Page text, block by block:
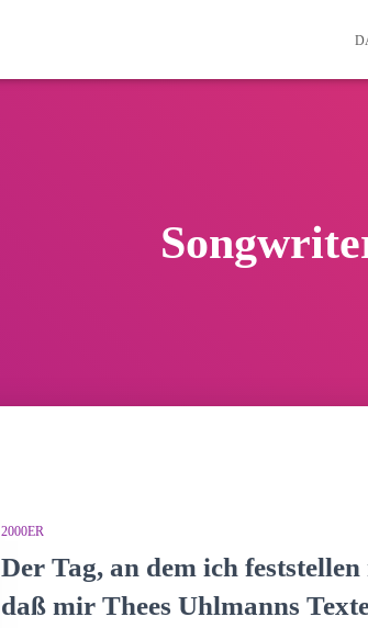
2000ER
Der Tag, an dem ich feststellen
daß mir Thees Uhlmanns